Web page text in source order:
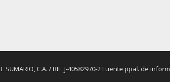
C.A. / RIF: J-40582970-2 Fuente ppal. de